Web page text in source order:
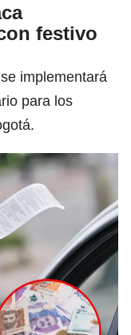
festivo
implementará
para los